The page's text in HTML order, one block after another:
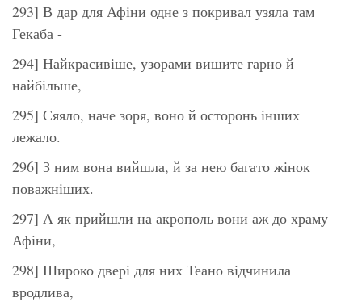
293] В дар для Афіни одне з покривал узяла там
Гекаба -
294] Найкрасивіше, узорами вишите гарно й
найбільше,
295] Сяяло, наче зоря, воно й осторонь інших
лежало.
296] З ним вона вийшла, й за нею багато жінок
поважніших.
297] А як прийшли на акрополь вони аж до храму
Афіни,
298] Широко двері для них Теано відчинила
вродлива,